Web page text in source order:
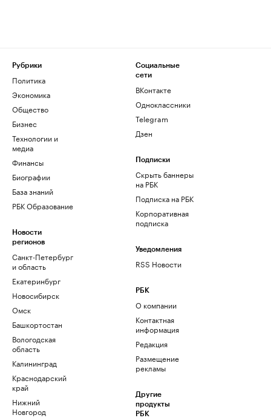
Рубрики
Политика
Экономика
Общество
Бизнес
Технологии и
медиа
Финансы
Биографии
База знаний
РБК Образование
Новости
регионов
Санкт-Петербург
и область
Екатеринбург
Новосибирск
Омск
Башкортостан
Вологодская
область
Калининград
Краснодарский
край
Нижний
Новгород
Социальные
сети
ВКонтакте
Одноклассники
Telegram
Дзен
Подписки
Скрыть баннеры
на РБК
Подписка на РБК
Корпоративная
подписка
Уведомления
RSS Новости
РБК
О компании
Контактная
информация
Редакция
Размещение
рекламы
Другие
продукты
РБК